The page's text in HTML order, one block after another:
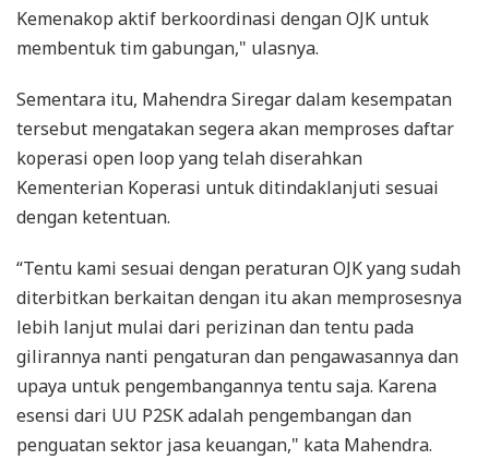
Kemenakop aktif berkoordinasi dengan OJK untuk
membentuk tim gabungan," ulasnya.
Sementara itu, Mahendra Siregar dalam kesempatan
tersebut mengatakan segera akan memproses daftar
koperasi open loop yang telah diserahkan
Kementerian Koperasi untuk ditindaklanjuti sesuai
dengan ketentuan.
“Tentu kami sesuai dengan peraturan OJK yang sudah
diterbitkan berkaitan dengan itu akan memprosesnya
lebih lanjut mulai dari perizinan dan tentu pada
gilirannya nanti pengaturan dan pengawasannya dan
upaya untuk pengembangannya tentu saja. Karena
esensi dari UU P2SK adalah pengembangan dan
penguatan sektor jasa keuangan," kata Mahendra.